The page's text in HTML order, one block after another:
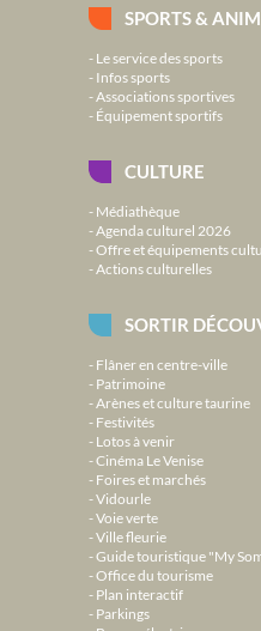
SPORTS &
Le service des sports
Infos sports
Associations sportives
Équipement sportifs
CULTURE
Médiathèque
Agenda culturel 2026
Offre et équipements
Actions culturelles
SORTIR
Flâner en centre-ville
Patrimoine
Arènes et culture taurine
Festivités
Lotos à venir
Cinéma Le Venise
Foires et marchés
Vidourle
Voie verte
Ville fleurie
Guide touristique "My
Office du tourisme
Plan interactif
Parkings